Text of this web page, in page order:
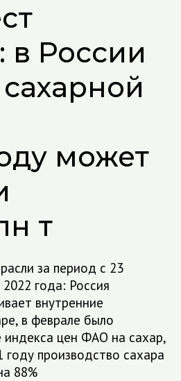
в России
может
т
за период с 23
года: Россия
внутренние
в феврале было
индекса цен ФАО на сахар,
году производство сахара
88%